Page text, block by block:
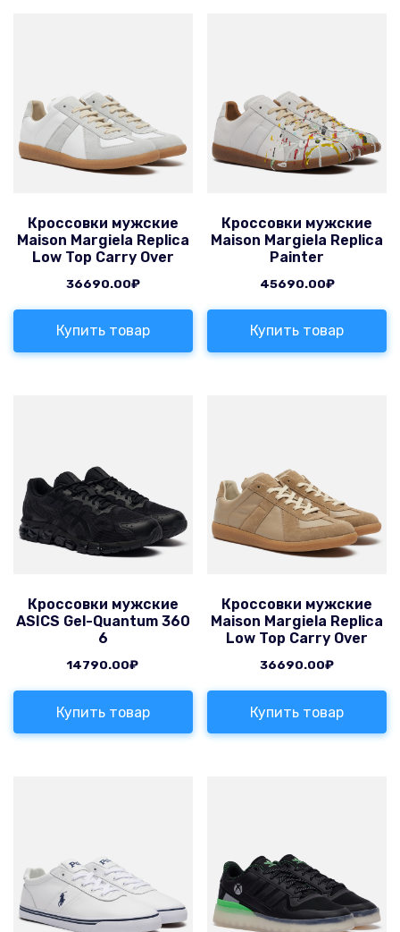
Кроссовки мужские
Maison Margiela Replica
Low Top Carry Over
36690.00₽
Купить товар
Кроссовки мужские
Maison Margiela Replica
Painter
45690.00₽
Купить товар
Кроссовки мужские
ASICS Gel-Quantum 360
6
14790.00₽
Купить товар
Кроссовки мужские
Maison Margiela Replica
Low Top Carry Over
36690.00₽
Купить товар